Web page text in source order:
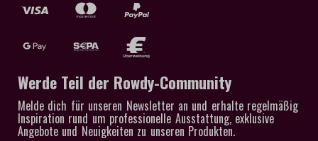
Werde Teil der Rowdy-Community
Melde dich für unseren Newsletter an und erhalte regelmäßig
Inspiration rund um professionelle Ausstattung, exklusive
Angebote und Neuigkeiten zu unseren Produkten.